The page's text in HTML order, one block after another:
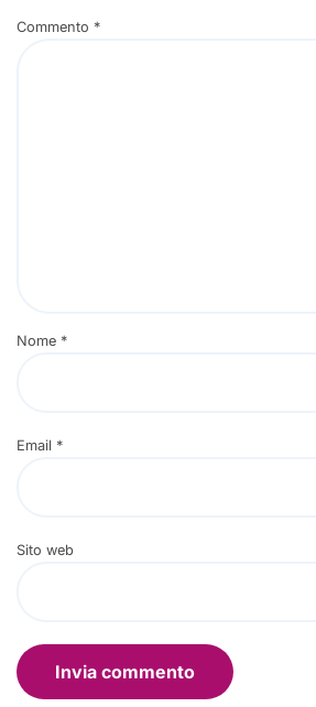
Commento *
Nome *
Email *
Sito web